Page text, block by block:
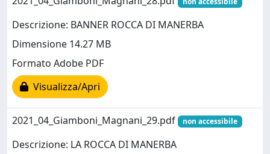
Descrizione: BANNER ROCCA DI MANERBA
Dimensione 14.27 MB
Formato Adobe PDF
Visualizza/Apri
2021_04_Giamboni_Magnani_29.pdf non accessibile
Descrizione: LA ROCCA DI MANERBA